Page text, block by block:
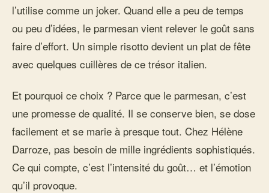
l’utilise comme un joker. Quand elle a peu de temps
ou peu d’idées, le parmesan vient relever le goût sans
faire d’effort. Un simple risotto devient un plat de fête
avec quelques cuillères de ce trésor italien.
Et pourquoi ce choix ? Parce que le parmesan, c’est
une promesse de qualité. Il se conserve bien, se dose
facilement et se marie à presque tout. Chez Hélène
Darroze, pas besoin de mille ingrédients sophistiqués.
Ce qui compte, c’est l’intensité du goût… et l’émotion
qu’il provoque.